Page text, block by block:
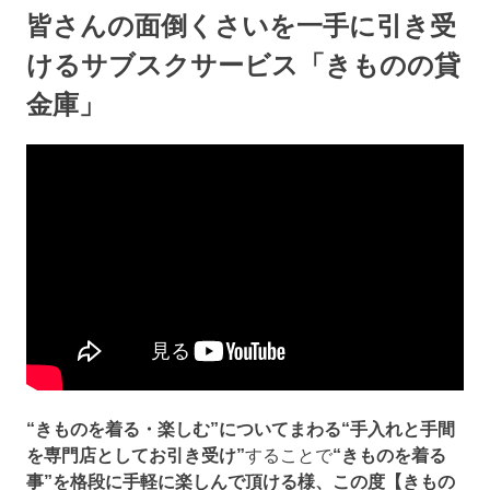
皆さんの面倒くさいを一手に引き受
けるサブスクサービス「きものの貸
金庫」
“きものを着る・楽しむ”についてまわる“手入れと手間
を専門店としてお引き受け”することで“きものを着る
事”を格段に手軽に楽しんで頂ける様、この度【きもの